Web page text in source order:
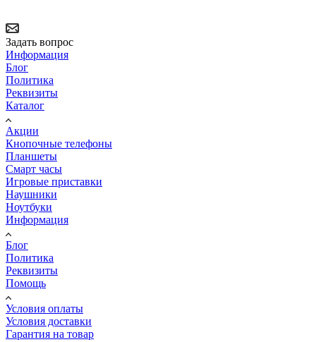
Задать вопрос
Информация
Блог
Политика
Реквизиты
Каталог
Акции
Кнопочные телефоны
Планшеты
Смарт часы
Игровые приставки
Наушники
Ноутбуки
Информация
Блог
Политика
Реквизиты
Помощь
Условия оплаты
Условия доставки
Гарантия на товар